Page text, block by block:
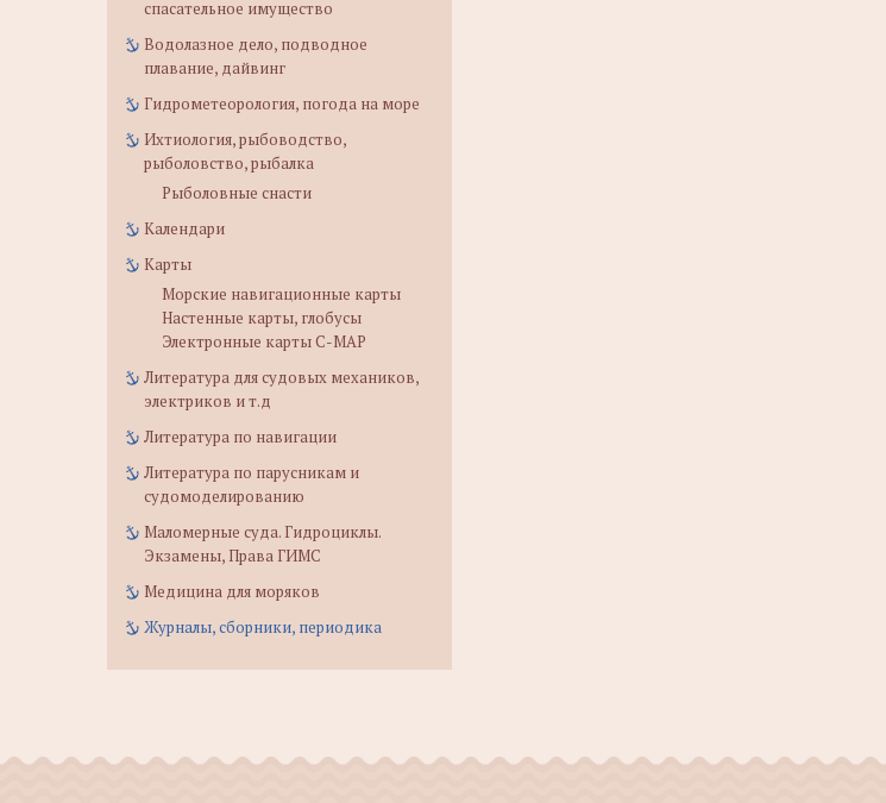
спасательное имущество
Водолазное дело, подводное
плавание, дайвинг
Гидрометеорология, погода на море
Ихтиология, рыбоводство,
рыболовство, рыбалка
Рыболовные снасти
Календари
Карты
Морские навигационные карты
Настенные карты, глобусы
Электронные карты C-MAP
Литература для судовых механиков,
электриков и т.д
Литература по навигации
Литература по парусникам и
судомоделированию
Маломерные суда. Гидроциклы.
Экзамены, Права ГИМС
Медицина для моряков
Журналы, сборники, периодика